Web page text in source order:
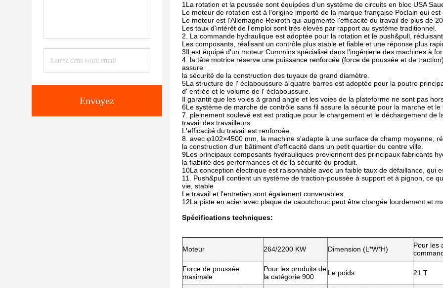
Envoyez
1La rotation et la poussée sont équipées d'un système de circuits en bloc USA
Le moteur de rotation est à l'origine importé de la marque française Poclain qui
Le moteur est l'Allemagne Rexroth qui augmente l'efficacité du travail de plus de
Les taux d'intérêt de l'emploi sont très élevés par rapport au système traditionnel.
2. La commande hydraulique est adoptée pour la rotation et le push&pull,
Les composants, réalisant un contrôle plus stable et fiable et une réponse plus
3Il est équipé d'un moteur Cummins spécialisé dans l'ingénierie des machines à
4. la tête motrice réserve une puissance renforcée (force de poussée et de
assure
la sécurité de la construction des tuyaux de grand diamètre.
5La structure de l' éclaboussure à quatre barres est adoptée pour la poutre
d' entrée et le volume de l' éclaboussure.
Il garantit que les voies à grand angle et les voies de la plateforme ne sont pas
6Le système de marche de contrôle sans fil assure la sécurité pour la marche et le
7. pleinement soulevé est est pratique pour le chargement et le déchargement de
travail des travailleurs
L'efficacité du travail est renforcée.
8. avec φ102×4500 mm, la machine s'adapte à une surface de champ moyenne,
la construction d'un bâtiment d'efficacité dans un petit quartier du centre ville.
9Les principaux composants hydrauliques proviennent des principaux fabricants
la fiabilité des performances et de la sécurité du produit.
10La conception électrique est raisonnable avec un faible taux de défaillance, qui
11. Push&pull contient un système de traction-poussée à support et à pignon, ce
vie, stable
Le travail et l'entretien sont également convenables.
12La piste en acier avec plaque de caoutchouc peut être chargée lourdement et
Spécifications techniques:
Moteur 264/2200 KW Dimension (L*W*H)
Pour les
Force de poussée
maximale
Pour les produits de
la catégorie 900
Le poids 21 T